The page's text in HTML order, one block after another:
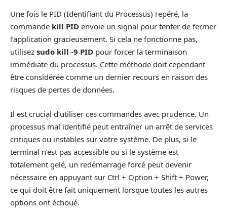
Une fois le PID (Identifiant du Processus) repéré, la
commande kill PID envoie un signal pour tenter de fermer
l’application gracieusement. Si cela ne fonctionne pas,
utilisez sudo kill -9 PID pour forcer la terminaison
immédiate du processus. Cette méthode doit cependant
être considérée comme un dernier recours en raison des
risques de pertes de données.
Il est crucial d’utiliser ces commandes avec prudence. Un
processus mal identifié peut entraîner un arrêt de services
critiques ou instables sur votre système. De plus, si le
terminal n’est pas accessible ou si le système est
totalement gelé, un redémarrage forcé peut devenir
nécessaire en appuyant sur Ctrl + Option + Shift + Power,
ce qui doit être fait uniquement lorsque toutes les autres
options ont échoué.